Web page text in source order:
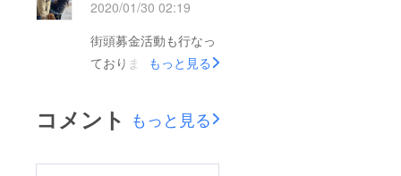
2020/01/30 02:19
街頭募金活動も行なっ
ておりますもっと見る
コメント もっと見る